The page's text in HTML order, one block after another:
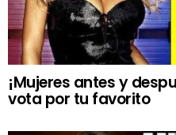
¡Mujeres antes y
vota por tu favorito